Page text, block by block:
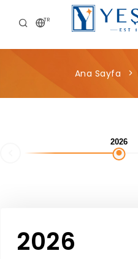
TR
KURUMSAL
ÜRÜNLERIMIZAna Sayfa
2026
2026